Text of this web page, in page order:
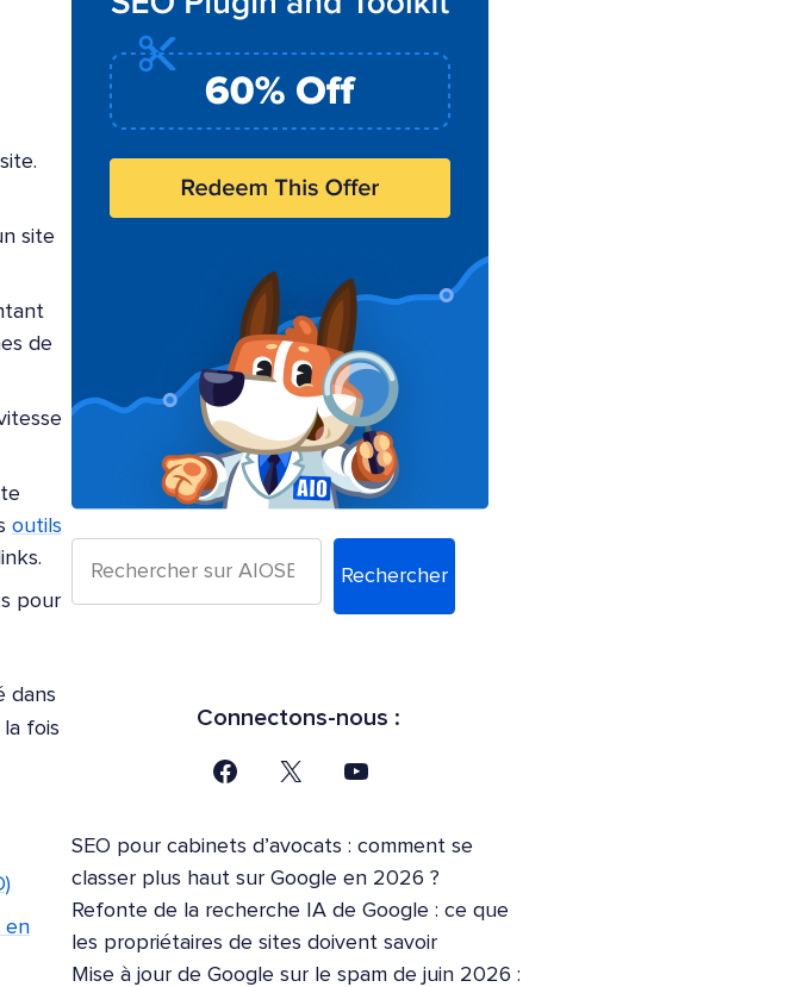
site
de
outils
pour
dans
fois
en
Rechercher
Connectons-nous :
SEO pour cabinets d’avocats : comment se
classer plus haut sur Google en 2026 ?
Refonte de la recherche IA de Google : ce que
les propriétaires de sites doivent savoir
Mise à jour de Google sur le spam de juin 2026 :